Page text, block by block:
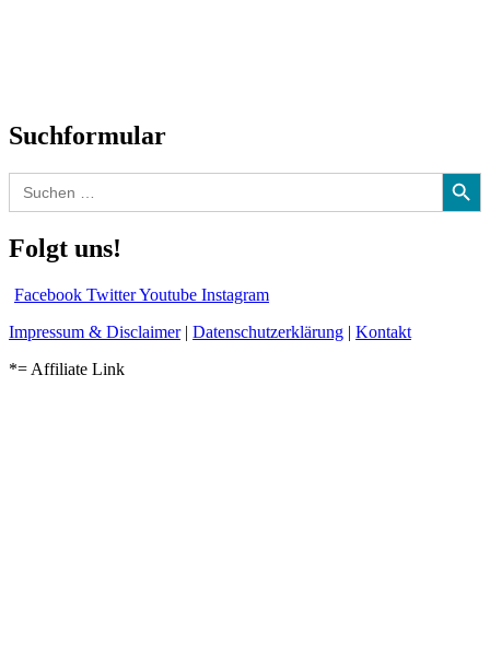
Suchformular
Search
for:
Search Button
Folgt uns!
Facebook TwitterYoutube Instagram
Impressum & Disclaimer| Datenschutzerklärung | Kontakt
*= Affiliate Link